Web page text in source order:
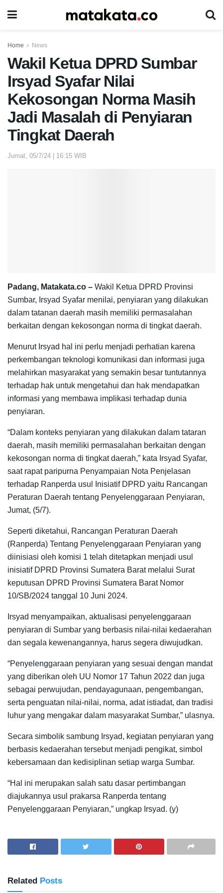
Home News
Wakil Ketua DPRD Sumbar
Irsyad Syafar Nilai
Kekosongan Norma Masih
Jadi Masalah di Penyiaran
Tingkat Daerah
Jumat, 05/7/24 | 16:15 WIB
Padang, Matakata.co – Wakil Ketua DPRD Provinsi
Sumbar, Irsyad Syafar menilai, penyiaran yang dilakukan
dalam tatanan daerah masih memiliki permasalahan
berkaitan dengan kekosongan norma di tingkat daerah.
Menurut Irsyad hal ini perlu menjadi perhatian karena
perkembangan teknologi komunikasi dan informasi juga
melahirkan masyarakat yang semakin besar tuntutannya
terhadap hak untuk mengetahui dan hak mendapatkan
informasi yang membawa implikasi terhadap dunia
penyiaran.
“Dalam konteks penyiaran yang dilakukan dalam tataran
daerah, masih memiliki permasalahan berkaitan dengan
kekosongan norma di tingkat daerah,” kata Irsyad Syafar,
saat rapat paripurna Penyampaian Nota Penjelasan
terhadap Ranperda usul Inisiatif DPRD yaitu Rancangan
Peraturan Daerah tentang Penyelenggaraan Penyiaran,
Jumat, (5/7).
Seperti diketahui, Rancangan Peraturan Daerah
(Ranperda) Tentang Penyelenggaraan Penyiaran yang
diinisiasi oleh komisi 1 telah ditetapkan menjadi usul
inisiatif DPRD Provinsi Sumatera Barat melalui Surat
keputusan DPRD Provinsi Sumatera Barat Nomor
10/SB/2024 tanggal 10 Juni 2024.
Irsyad menyampaikan, aktualisasi penyelenggaraan
penyiaran di Sumbar yang berbasis nilai-nilai kedaerahan
dan segala kewenangannya, harus segera diwujudkan.
“Penyelenggaraan penyiaran yang sesuai dengan mandat
yang diberikan oleh UU Nomor 17 Tahun 2022 dan juga
sebagai perwujudan, pendayagunaan, pengembangan,
serta penguatan nilai-nilai, norma, adat istiadat, dan tradisi
luhur yang mengakar dalam masyarakat Sumbar,” ulasnya.
Secara simbolik sambung Irsyad, kegiatan penyiaran yang
berbasis kedaerahan tersebut menjadi pengikat, simbol
kebersamaan dan kedisiplinan setiap warga Sumbar.
“Hal ini merupakan salah satu dasar pertimbangan
diajukannya usul prakarsa Ranperda tentang
Penyelenggaraan Penyiaran,” ungkap Irsyad. (y)
Related Posts